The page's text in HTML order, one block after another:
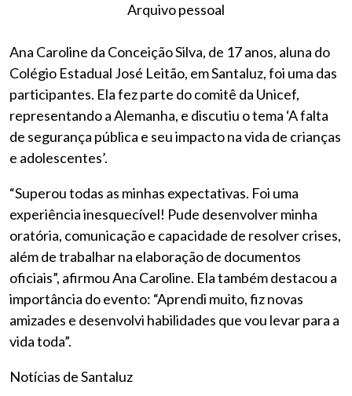
Arquivo pessoal
Ana Caroline da Conceição Silva, de 17 anos, aluna do
Colégio Estadual José Leitão, em Santaluz, foi uma das
participantes. Ela fez parte do comitê da Unicef,
representando a Alemanha, e discutiu o tema ‘A falta
de segurança pública e seu impacto na vida de crianças
e adolescentes’.
“Superou todas as minhas expectativas. Foi uma
experiência inesquecível! Pude desenvolver minha
oratória, comunicação e capacidade de resolver crises,
além de trabalhar na elaboração de documentos
oficiais”, afirmou Ana Caroline. Ela também destacou a
importância do evento: “Aprendi muito, fiz novas
amizades e desenvolvi habilidades que vou levar para a
vida toda”.
Notícias de Santaluz